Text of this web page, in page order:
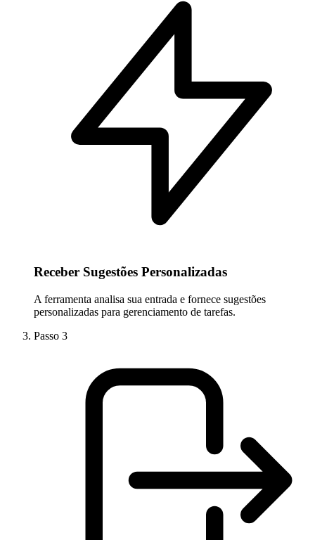
Receber Sugestões Personalizadas
A ferramenta analisa sua entrada e fornece sugestões
personalizadas para gerenciamento de tarefas.
Passo 3